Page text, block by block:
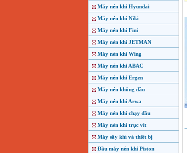
Máy nén khí Hyundai
Máy nén khí Niki
Máy nén khí Fini
Máy nén khí JETMAN
Máy nén khí Wing
Máy nén khí ABAC
Máy nén khí Ergen
Máy nén không dầu
Máy nén khí Arwa
Máy nén khí chạy dầu
Máy nén khí trục vít
Máy sấy khí và thiết bị
Đầu máy nén khí Piston